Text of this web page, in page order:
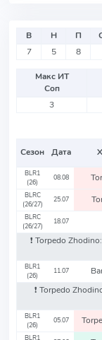
В Н П
7
5 8
Макс ИТ
Соп
3
Сезон Дата
BLR1
(26)
08.08
BLRC
(26/27)
25.07
BLRC
(26/27)
18.07
❗️ Torpedo
BLR1
(26)
11.07
❗️ Torpedo
BLR1
(26)
05.07
BLR1